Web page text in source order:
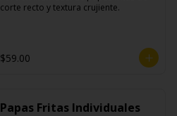
corte recto y textura crujiente.
$59.00
Papas Fritas Individuales